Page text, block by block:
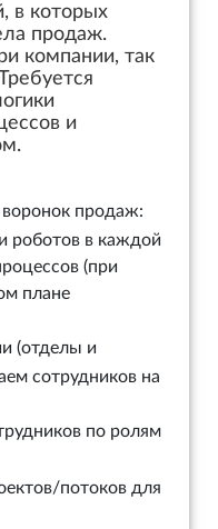
в которых
продаж.
компании, так
и
воронок продаж:
роботов в каждой
(при
плане
(отделы и
сотрудников на
по ролям
потоков для